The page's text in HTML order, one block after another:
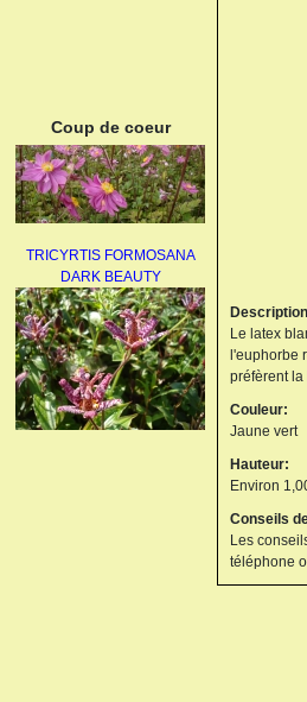
Coup de coeur
TRICYRTIS FORMOSANA
DARK BEAUTY
Le latex
l'euphorbe
préfèrent la
Couleur:
Jaune vert
Hauteur:
Environ
Conseils
Les
téléphone